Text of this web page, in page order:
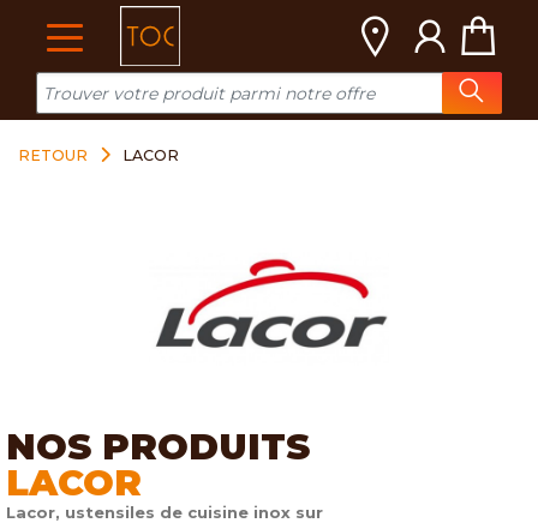
RETOUR LACOR
NOS PRODUITS
LACOR
Lacor, ustensiles de cuisine inox sur
Cookies management panel